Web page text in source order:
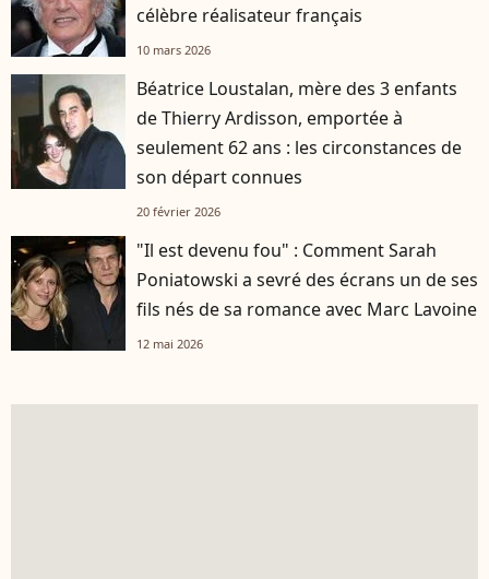
célèbre réalisateur français
10 mars 2026
Béatrice Loustalan, mère des 3 enfants
de Thierry Ardisson, emportée à
seulement 62 ans : les circonstances de
son départ connues
20 février 2026
"Il est devenu fou" : Comment Sarah
Poniatowski a sevré des écrans un de ses
fils nés de sa romance avec Marc Lavoine
12 mai 2026